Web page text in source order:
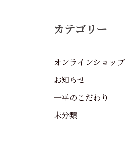
カテゴリー
オンラインショップ
お知らせ
一平のこだわり
未分類